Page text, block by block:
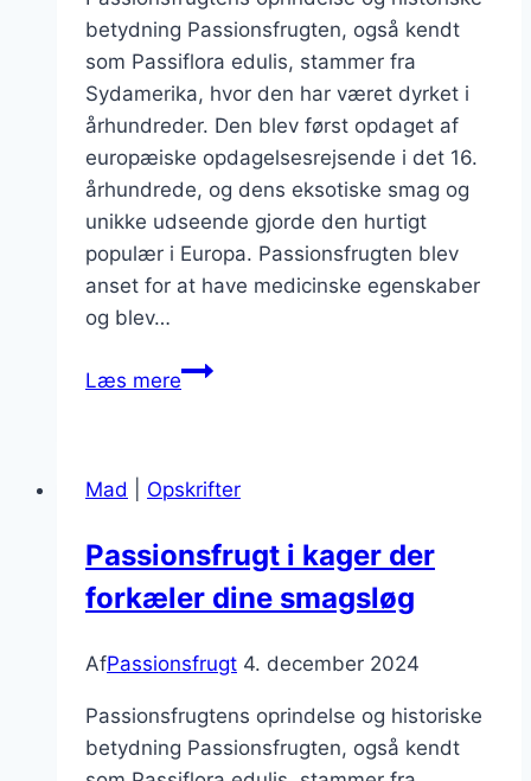
betydning Passionsfrugten, også kendt
som Passiflora edulis, stammer fra
Sydamerika, hvor den har været dyrket i
århundreder. Den blev først opdaget af
europæiske opdagelsesrejsende i det 16.
århundrede, og dens eksotiske smag og
unikke udseende gjorde den hurtigt
populær i Europa. Passionsfrugten blev
anset for at have medicinske egenskaber
og blev…
Læs merePassionsfrugt
farverig
topping
Mad Opskrifter
Passionsfrugt i kager der
forkæler dine smagsløg
AfPassionsfrugt 4. december 2024
Passionsfrugtens oprindelse og historiske
betydning Passionsfrugten, også kendt